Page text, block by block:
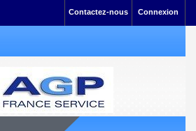
Connexion
Contactez-nous